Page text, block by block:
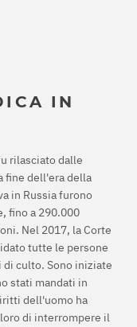
IN
rilasciato dalle
fine dell'era della
in Russia furono
fino a 290.000
Nel 2017, la Corte
tutte le persone
culto. Sono iniziate
stati mandati in
dell'uomo ha
di interrompere il